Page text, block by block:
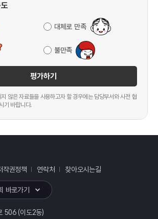
대체로 만족
불만족
평가하기
않은 자료들을 사용하고자 할 경우에는 담당부서와 사전 협
기 바랍니다.
작권정책 연락처 찾아오시는길
바로가기
506 (이도2동)